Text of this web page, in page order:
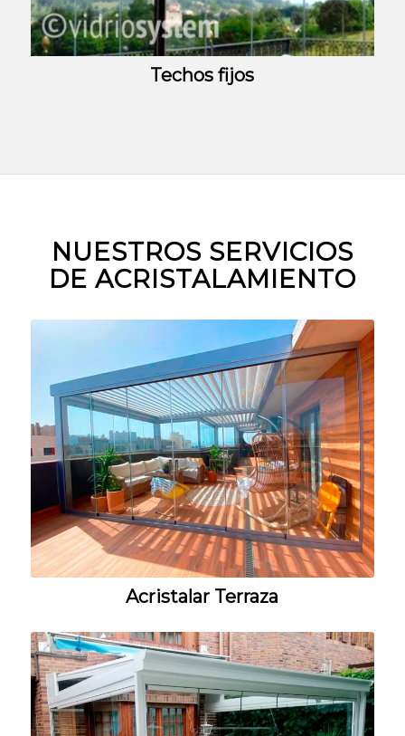
Techos fijos
NUESTROS SERVICIOS
DE ACRISTALAMIENTO
Acristalar Terraza